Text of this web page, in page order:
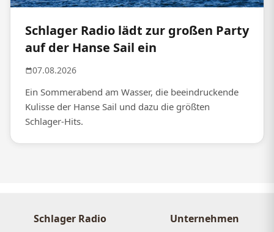
Schlager Radio lädt zur großen Party
auf der Hanse Sail ein
07.08.2026
Ein Sommerabend am Wasser, die beeindruckende
Kulisse der Hanse Sail und dazu die größten
Schlager-Hits.
Schlager Radio Unternehmen